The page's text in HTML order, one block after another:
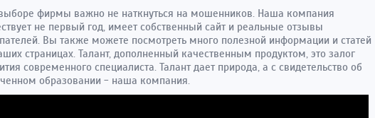
фирмы важно не наткнуться на мошенников. Наша компания
не первый год, имеет собственный сайт и реальные отзывы
Вы также можете посмотреть много полезной информации и статей
страницах. Талант, дополненный качественным продуктом, это залог
современного специалиста. Талант дает природа, а с свидетельство об
образовании - наша компания.